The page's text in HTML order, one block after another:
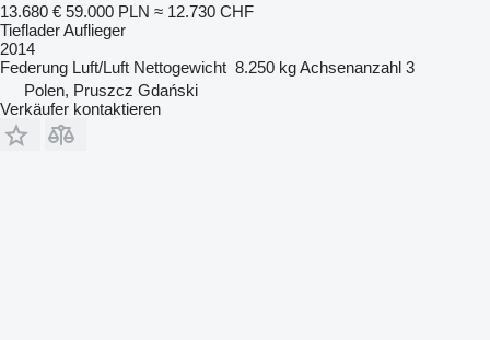
13.680 € 59.000 PLN ≈ 12.730 CHF
Tieflader Auflieger
2014
Federung Luft/Luft Nettogewicht 8.250 kgAchsenanzahl 3
Polen, Pruszcz Gdański
Verkäufer kontaktieren